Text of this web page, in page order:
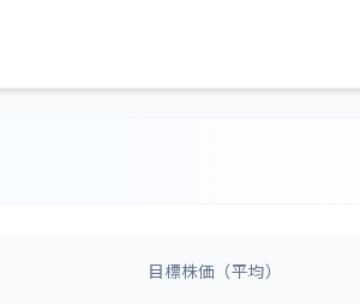
目標株価（平均）